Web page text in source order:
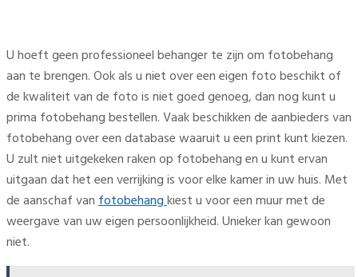
U hoeft geen professioneel behanger te zijn om fotobehang
aan te brengen. Ook als u niet over een eigen foto beschikt of
de kwaliteit van de foto is niet goed genoeg, dan nog kunt u
prima fotobehang bestellen. Vaak beschikken de aanbieders van
fotobehang over een database waaruit u een print kunt kiezen.
U zult niet uitgekeken raken op fotobehang en u kunt ervan
uitgaan dat het een verrijking is voor elke kamer in uw huis. Met
de aanschaf vanfotobehangkiest u voor een muur met de
weergave van uw eigen persoonlijkheid. Unieker kan gewoon
niet.